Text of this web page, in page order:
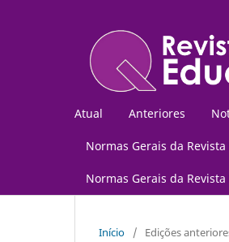
Atual Anteriores
Normas Gerais da
Normas Gerais da
Início / Edições